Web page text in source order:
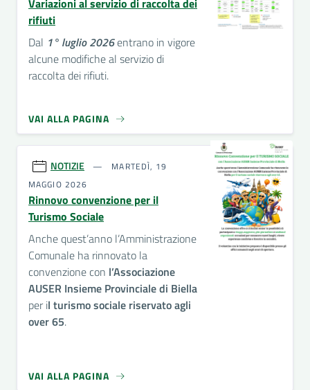
Variazioni al servizio di raccolta dei
rifiuti
Dal 1° luglio 2026entrano in vigore
alcune modifiche al servizio di
raccolta dei rifiuti.
VAI ALLA PAGINA
NOTIZIE
MARTEDÌ, 19
MAGGIO 2026
Rinnovo convenzione per il
Turismo Sociale
Anche quest’anno l’Amministrazione
Comunale ha rinnovato la
convenzione con l’Associazione
AUSER Insieme Provinciale di Biella
per il turismo sociale riservato agli
over 65.
VAI ALLA PAGINA